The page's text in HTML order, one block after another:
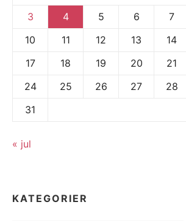
3
4 5 6 7
10
11 12 13 14
17
18 19 20 21
24
25 26 27 28
31
« jul
KATEGORIER